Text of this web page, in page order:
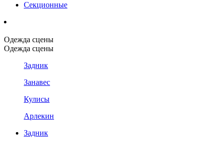
Секционные
Одежда сцены
Одежда сцены
Задник
Занавес
Кулисы
Арлекин
Задник